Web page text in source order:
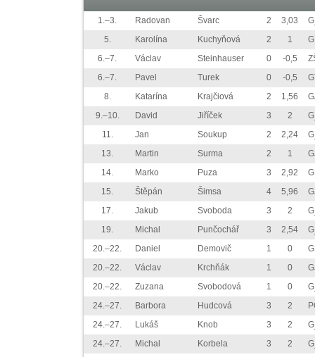
1.–3. Radovan Švarc 2 3,03
5.
Karolína Kuchyňová 2 1
6.–7.
Václav Steinhauser 0 -0,5
6.–7.
Pavel Turek 0 -0,5
8.
Katarína Krajčiová 2 1,56
9.–10.
David Jiříček 3 2
11.
Jan Soukup 2 2,24
13.
Martin Surma 2 1
14.
Marko Puza 3 2,92
15.
Štěpán Šimsa 4 5,96
17.
Jakub Svoboda 3 2
19.
Michal Punčochář 3 2,54
20.–22.
Daniel Demovič 1 0
20.–22.
Václav Krchňák 1 0
20.–22.
Zuzana Svobodová 1 0
24.–27.
Barbora Hudcová 3 2
24.–27.
Lukáš Knob 3 2
24.–27.
Michal Korbela 3 2